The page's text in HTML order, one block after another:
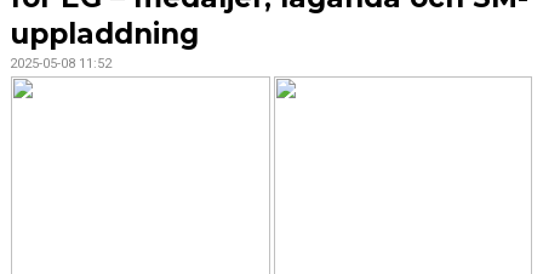
OM ENEBYBERGSGYMNASTERNA
uppladdning
2025-05-08 11:52